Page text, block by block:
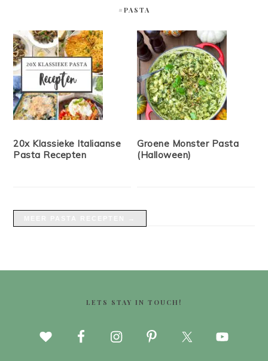
#PASTA
20x Klassieke Italiaanse
Pasta Recepten
Groene Monster Pasta
(Halloween)
LETS STAY IN TOUCH!